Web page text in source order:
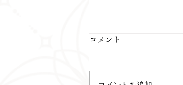
コメント